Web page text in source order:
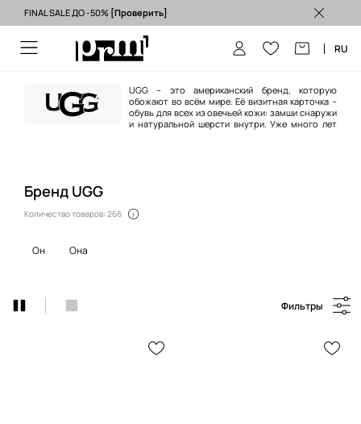
Бесплатная доставка из ЕС (от 3500 грн) >
FINAL SALE ДО -50% [Проверить]
RU
UGG – это американский бренд, которую
обожают во всём мире. Её визитная карточка –
обувь для всех из овечьей кожи: замши снаружи
и натуральной шерсти внутри. Уже много лет
Бренд UGG
Количество товаров: 266
он она
Фильтры